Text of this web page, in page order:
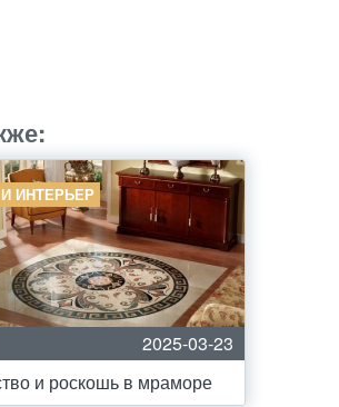
ИНТЕРЬЕР
2025-03-23
и роскошь в мраморе